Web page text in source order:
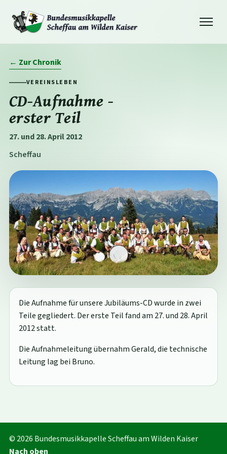
← Zur Chronik
VEREINSLEBEN
CD-Aufnahme -
erster Teil
27. und 28. April 2012
Scheffau
Die Aufnahme für unsere Jubiläums-CD wurde in zwei
Teile gegliedert. Der erste Teil fand am 27. und 28. April
2012 statt.
Die Aufnahmeleitung übernahm Gerald, die technische
Leitung lag bei Bruno.
© 2026 Bundesmusikkapelle Scheffau am Wilden Kaiser
Nach oben